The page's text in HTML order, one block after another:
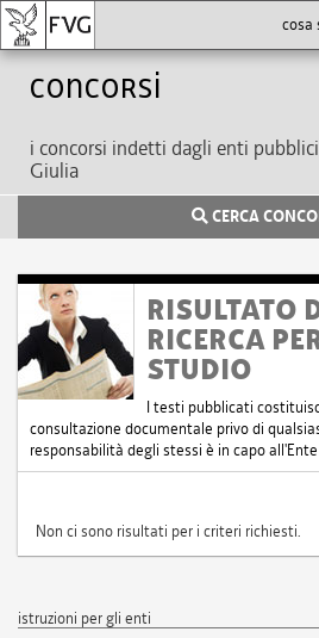
Concorsi
i concorsi indetti dagli enti
Giulia
CERCA
RISULTATO
RICERCA
STUDIO
I testi pubblicati
consultazione documentale privo di
responsabilità degli stessi è in capo
Non ci sono risultati per i criteri richiesti.
istruzioni per gli enti